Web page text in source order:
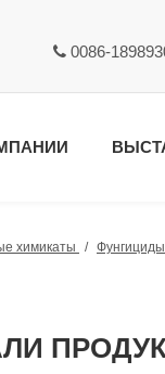
 0086-
химикаты /